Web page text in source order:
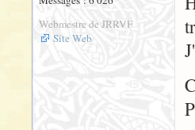
Webmestre de JRRVF
Site Web